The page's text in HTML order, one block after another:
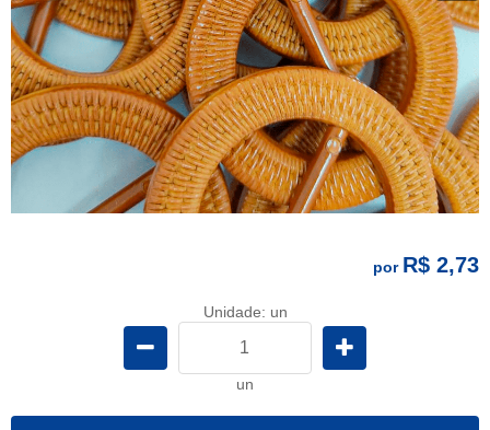
por R$ 2,73
Unidade: un
un